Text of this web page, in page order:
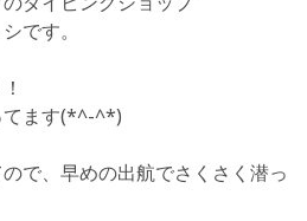
です。
てます(*^-^*)
で、早めの出航でさくさく潜っ